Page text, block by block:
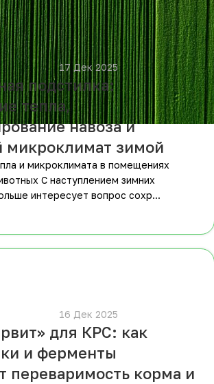
						17 Дек 2025
подстилка:
тепла,
навоза и
микроклимат зимой
и микроклимата в помещениях
С наступлением зимних
интересует вопрос сохр...
для КРС: как
и ферменты
переваримость корма и